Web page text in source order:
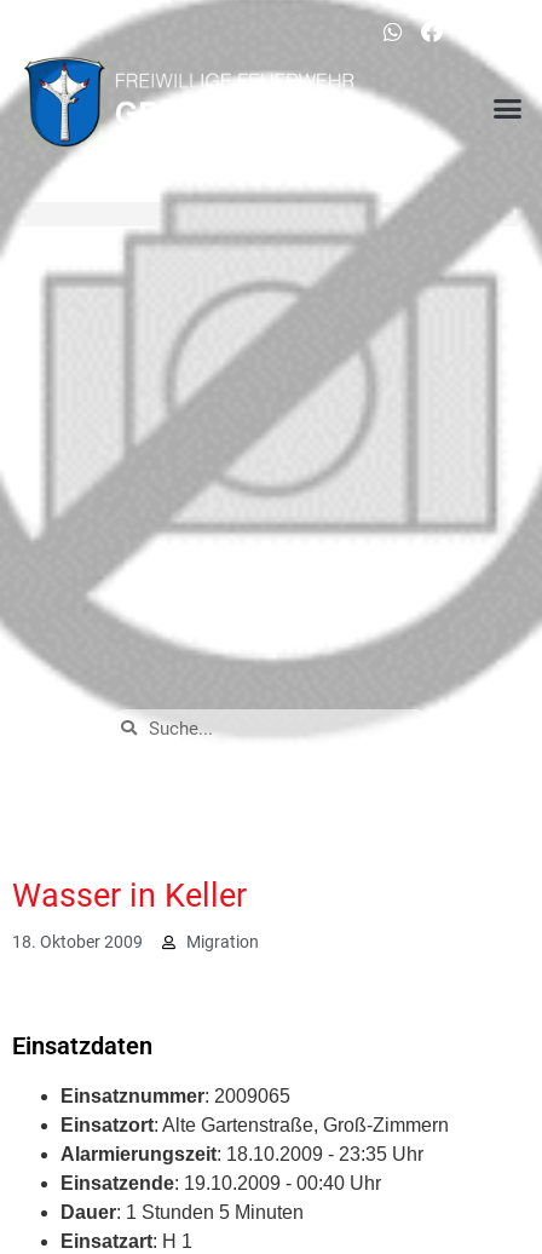
Wasser in Keller
18. Oktober 2009 Migration
Einsatzdaten
Einsatznummer: 2009065
Einsatzort: Alte Gartenstraße, Groß-Zimmern
Alarmierungszeit: 18.10.2009 - 23:35 Uhr
Einsatzende: 19.10.2009 - 00:40 Uhr
Dauer: 1 Stunden 5 Minuten
Einsatzart: H 1